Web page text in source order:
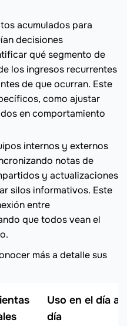
acumulados para
decisiones
qué segmento de
los ingresos recurrentes
de que ocurran. Este
como ajustar
en comportamiento
internos y externos
notas de
y actualizaciones
silos informativos. Este
entre
que todos vean el
más a detalle sus
Uso en el día a
día